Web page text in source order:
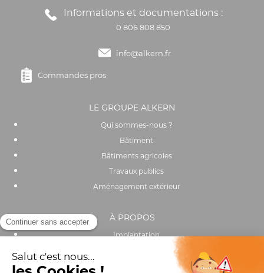
Informations et documentations :
0 806 808 850
info@alkern.fr
Commandes pros
LE GROUPE ALKERN
Qui sommes-nous ?
Bâtiment
Bâtiments agricoles
Travaux publics
Aménagement extérieur
À PROPOS
Implantation